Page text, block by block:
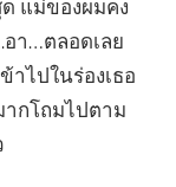
แม่ของผมคง
อา…ตลอดเลย
าไปในร่องเธอ
ากโถมไปตาม